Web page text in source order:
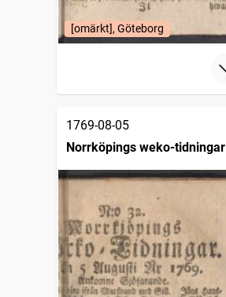
[omärkt], Göteborg
1769-08-05
Norrköpings weko-tidningar